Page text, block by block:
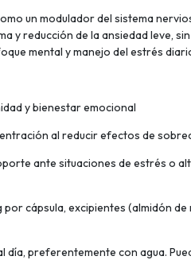
un modulador del sistema
y reducción de la ansiedad leve,
mental y manejo del estrés
y bienestar emocional
al reducir efectos de
ante situaciones de estrés o
cápsula, excipientes (almidón de
día, preferentemente con agua.